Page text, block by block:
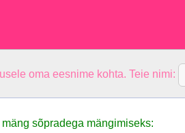
oma eesnime kohta. Teie nimi:
mäng sõpradega mängimiseks: